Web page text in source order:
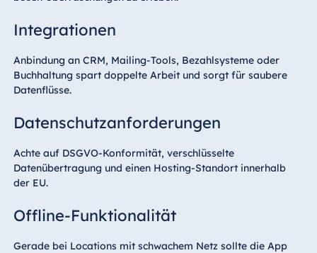
Integrationen
Anbindung an CRM, Mailing-Tools, Bezahlsysteme oder
Buchhaltung spart doppelte Arbeit und sorgt für saubere
Datenflüsse.
Datenschutzanforderungen
Achte auf DSGVO-Konformität, verschlüsselte
Datenübertragung und einen Hosting-Standort innerhalb
der EU.
Offline-Funktionalität
Gerade bei Locations mit schwachem Netz sollte die App